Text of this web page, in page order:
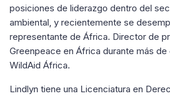
posiciones de liderazgo dentro del
ambiental, y recientemente se
representante de África. Director de
Greenpeace en África durante más
WildAid África.
Lindlyn tiene una Licenciatura en